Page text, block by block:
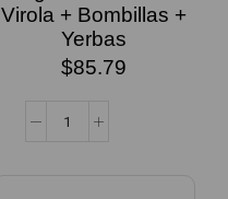
Virola + Bombillas +
Yerbas
$85.79